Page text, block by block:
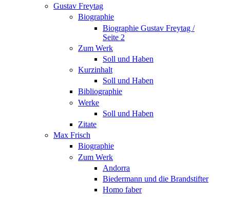
Gustav Freytag
Biographie
Biographie Gustav Freytag /
Seite 2
Zum Werk
Soll und Haben
Kurzinhalt
Soll und Haben
Bibliographie
Werke
Soll und Haben
Zitate
Max Frisch
Biographie
Zum Werk
Andorra
Biedermann und die Brandstifter
Homo faber